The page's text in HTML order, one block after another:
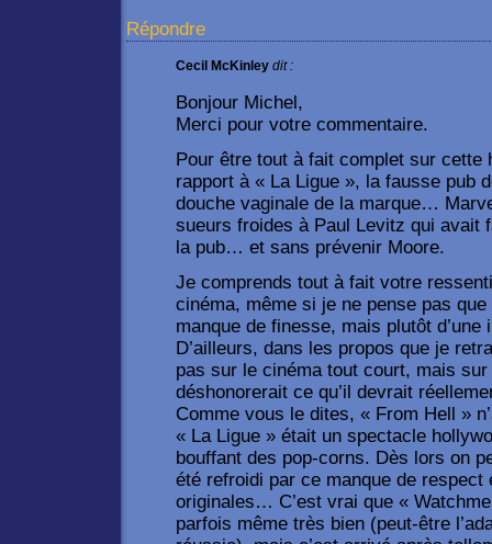
Répondre
Cecil McKinley dit :
Bonjour Michel,
Merci pour votre commentaire.
Pour être tout à fait complet sur cette
rapport à « La Ligue », la fausse pub
douche vaginale de la marque…
sueurs froides à Paul Levitz qui avait
la pub… et sans prévenir Moore.
Je comprends tout à fait votre
cinéma, même si je ne pense pas que
manque de finesse, mais plutôt d’une
D’ailleurs, dans les propos que je
pas sur le cinéma tout court, mais
déshonorerait ce qu’il devrait
Comme vous le dites, « From Hell »
« La Ligue » était un spectacle
bouffant des pop-corns. Dès lors on
été refroidi par ce manque de
originales… C’est vrai que «
parfois même très bien (peut-être